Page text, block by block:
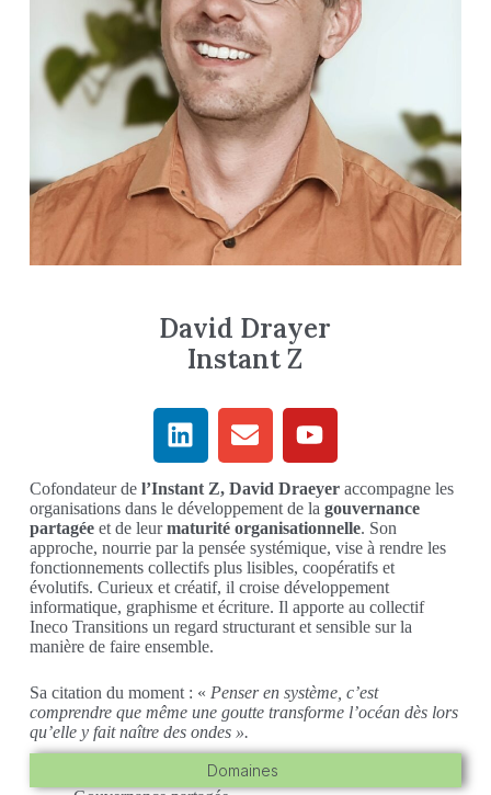
David Drayer
Instant Z
Cofondateur de l’Instant Z, David Draeyeraccompagne les
organisations dans le développement de la gouvernance
partagéeet de leurmaturité organisationnelle. Son
approche, nourrie par la pensée systémique, vise à rendre les
fonctionnements collectifs plus lisibles, coopératifs et
évolutifs. Curieux et créatif, il croise développement
informatique, graphisme et écriture. Il apporte au collectif
Ineco Transitions un regard structurant et sensible sur la
manière de faire ensemble.
Sa citation du moment : « Penser en système, c’est
comprendre que même une goutte transforme l’océan dès lors
qu’elle y fait naître des ondes ».
Domaines